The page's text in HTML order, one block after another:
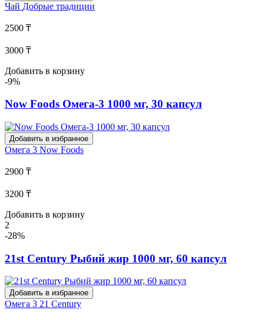
Чай Добрые традиции
2500 ₸
3000 ₸
Добавить в корзину
-9%
Now Foods Омега-3 1000 мг, 30 капсул
Добавить в избранное
Омега 3 Now Foods
2900 ₸
3200 ₸
Добавить в корзину
2
-28%
21st Century Рыбий жир 1000 мг, 60 капсул
Добавить в избранное
Омега 3 21 Century